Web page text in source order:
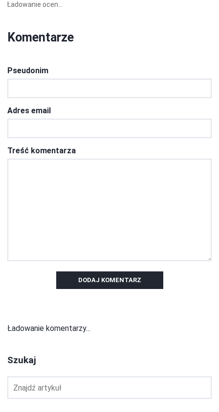
Ładowanie ocen...
Komentarze
Pseudonim
Adres email
Treść komentarza
DODAJ KOMENTARZ
Ładowanie komentarzy...
Szukaj